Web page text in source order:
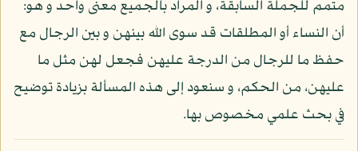
متمم للجملة السابقة، و المراد بالجميع معنى واحد و هو:
أن النساء أو المطلقات قد سوى الله بينهن و بين الرجال مع
حفظ ما للرجال من الدرجة عليهن فجعل لهن مثل ما
عليهن، من الحكم، و سنعود إلى هذه المسألة بزيادة توضيح
في بحث علمي مخصوص بها.